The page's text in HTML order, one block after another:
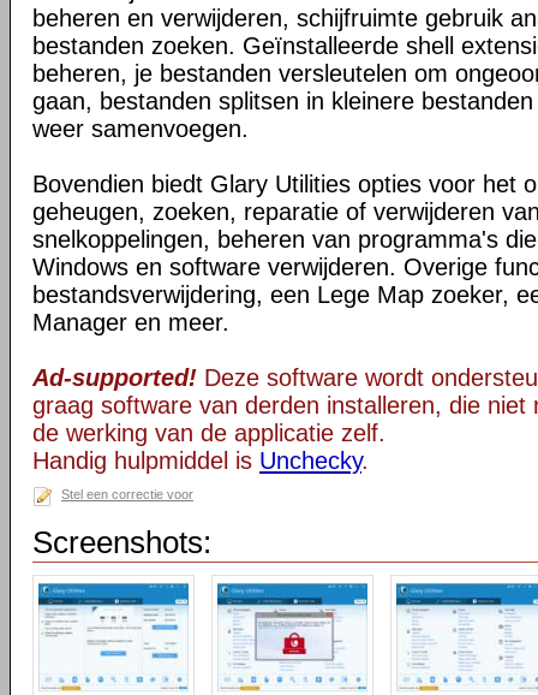
beheren en verwijderen, schijfruimte gebruik
bestanden zoeken. Geïnstalleerde shell
beheren, je bestanden versleutelen om
gaan, bestanden splitsen in kleinere
weer samenvoegen.
Bovendien biedt Glary Utilities opties voor het
geheugen, zoeken, reparatie of verwijderen
snelkoppelingen, beheren van programma's
Windows en software verwijderen. Overige
bestandsverwijdering, een Lege Map zoeker,
Manager en meer.
Ad-supported! Deze software wordt
graag software van derden installeren, die niet
de werking van de applicatie zelf.
Handig hulpmiddel is Unchecky.
Stel een correctie voor
Screenshots: